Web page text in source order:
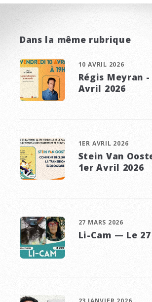
Dans la même rubrique
10 AVRIL 2026
Régis Meyran -
Avril 2026
1ER AVRIL 2026
Stein Van
1er Avril 2026
27 MARS 2026
Li-Cam — Le